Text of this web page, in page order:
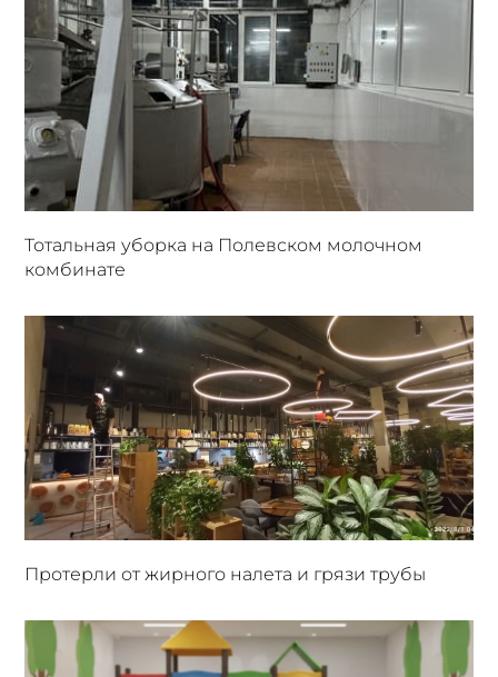
Тотальная уборка на Полевском молочном
комбинате
Протерли от жирного налета и грязи трубы